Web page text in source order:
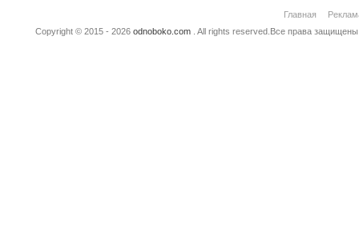
Главная
Copyright © 2015 - 2026 odnoboko.com. All rights reserved.Все права защищены.